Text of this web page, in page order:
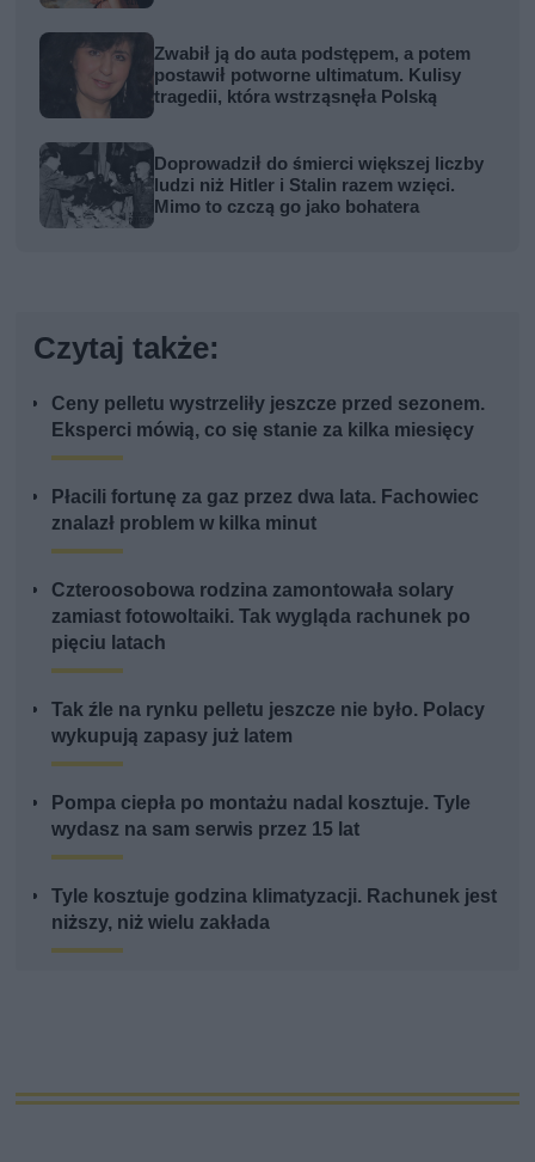
Zwabił ją do auta podstępem, a potem
postawił potworne ultimatum. Kulisy
tragedii, która wstrząsnęła Polską
Doprowadził do śmierci większej liczby
ludzi niż Hitler i Stalin razem wzięci.
Mimo to czczą go jako bohatera
Czytaj także:
Ceny pelletu wystrzeliły jeszcze przed sezonem.
Eksperci mówią, co się stanie za kilka miesięcy
Płacili fortunę za gaz przez dwa lata. Fachowiec
znalazł problem w kilka minut
Czteroosobowa rodzina zamontowała solary
zamiast fotowoltaiki. Tak wygląda rachunek po
pięciu latach
Tak źle na rynku pelletu jeszcze nie było. Polacy
wykupują zapasy już latem
Pompa ciepła po montażu nadal kosztuje. Tyle
wydasz na sam serwis przez 15 lat
Tyle kosztuje godzina klimatyzacji. Rachunek jest
niższy, niż wielu zakłada